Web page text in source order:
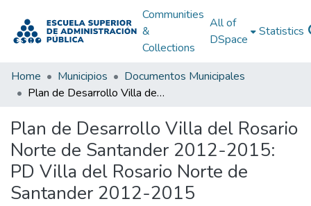
Communities
&
Collections
All of
DSpace
Statistics
Home Municipios
Documentos Municipales
Plan de Desarrollo Villa del Rosario Norte de Santander 2012-2015: PD Villa del Rosario Norte de Santander 2012-2015
Plan de Desarrollo Villa del Rosario
Norte de Santander 2012-2015:
PD Villa del Rosario Norte de
Santander 2012-2015